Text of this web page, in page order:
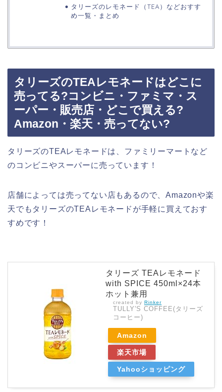
タリーズのレモネード（TEA）などおすす
め一覧・まとめ
タリーズのTEAレモネードはどこに
売ってる?コンビニ・ファミマ・ス
ーパー・販売店・どこで買える?
Amazon・楽天・売ってない?
タリーズのTEAレモネードは、ファミリーマートなど
のコンビニやスーパーに売っています！
店舗によっては売ってない店もあるので、Amazonや楽
天でもタリーズのTEAレモネードが手軽に買えておす
すめです！
タリーズ TEAレモネード
with SPICE 450ml×24本
ホット兼用
created by Rinker
TULLY'S COFFEE(タリーズ
コーヒー)
Amazon
楽天市場
Yahooショッピング